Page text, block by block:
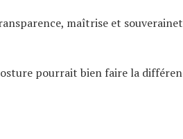
maîtrise et
pourrait bien faire la